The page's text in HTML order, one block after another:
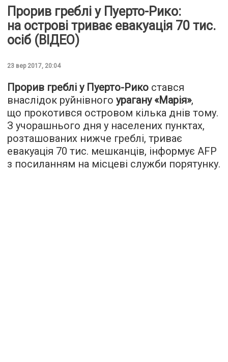
Прорив греблі у Пуерто-Рико:
на острові триває евакуація 70 тис.
осіб (ВІДЕО)
23 вер 2017, 20:04
Прорив греблі у Пуерто-Рико стався
внаслідок руйнівного урагану «Марія»,
що прокотився островом кілька днів тому.
З учорашнього дня у населених пунктах,
розташованих нижче греблі, триває
евакуація 70 тис. мешканців, інформує AFP
з посиланням на місцеві служби порятунку.